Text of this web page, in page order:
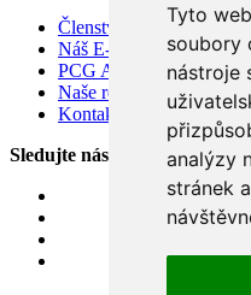
Tyto
soubory
nástroje
analýzy
stránek
Členství v Prague City
Náš E-shop
PCG Academy
Naše restaurace Soul.ad,
Kontakty
Sledujte nás